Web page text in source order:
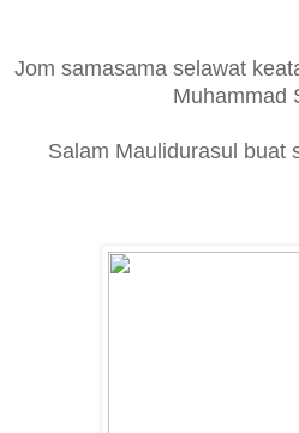
Jom samasama selawat
Muhammad
Salam Maulidurasul buat